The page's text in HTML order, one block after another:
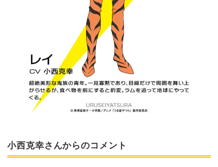
小西克幸さんからのコメント